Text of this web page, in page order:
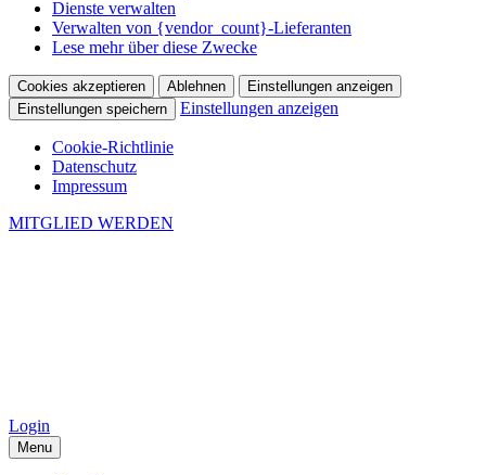
Dienste verwalten
Verwalten von {vendor_count}-Lieferanten
Lese mehr über diese Zwecke
Cookies akzeptieren Ablehnen
Einstellungen anzeigen
Einstellungen speichern
Einstellungen anzeigen
Cookie-Richtlinie
Datenschutz
Impressum
MITGLIED WERDEN
Login
Menu